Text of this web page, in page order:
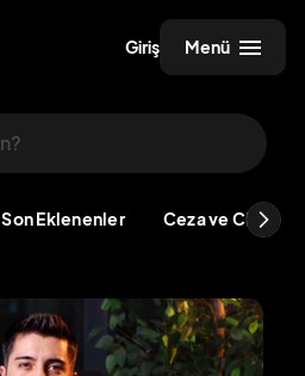
Giriş Menü
Son Eklenenler Ceza ve CMK